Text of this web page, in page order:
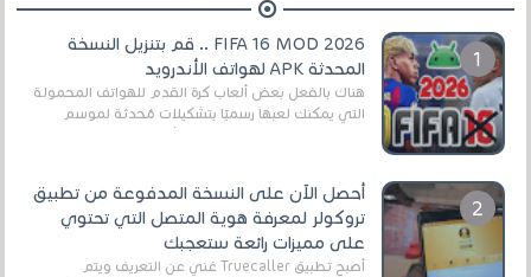
FIFA 16 MOD 2026 .. قم بتنزيل النسخة
المحدثة APK لهواتف الأندرويد
هناك بالفعل بعض ألعاب كرة القدم للهواتف المحمولة
التي يمكنك لعبها رسميًا بتشكيلات مُحدثة لموسم
أحصل الآن على النسخة المدفوعة من تطبيق
تروكولر لمعرفة هوية المتصل التي تحتوي
على مميزات رائعة ستعجبك
أصبح تطبيق Truecaller غني عن التعريف ويتم